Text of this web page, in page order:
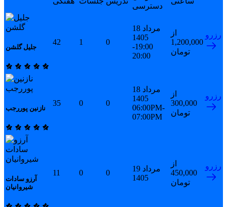
دسترسی
جلیل گلشن
42 1 0
18 مرداد
1405
19:00-
20:00
از
1,200,000
تومان
رزرو
نازنین پوررجب
35 0 0
18 مرداد
1405
06:00PM-
07:00PM
از
300,000
تومان
رزرو
آرزو سادات
شیروانیان
11 0 0
19 مرداد
1405
از
450,000
تومان
رزرو